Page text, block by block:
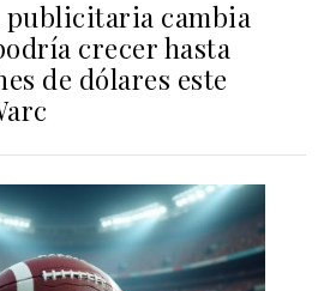
publicitaria cambia
crecer hasta
de dólares este